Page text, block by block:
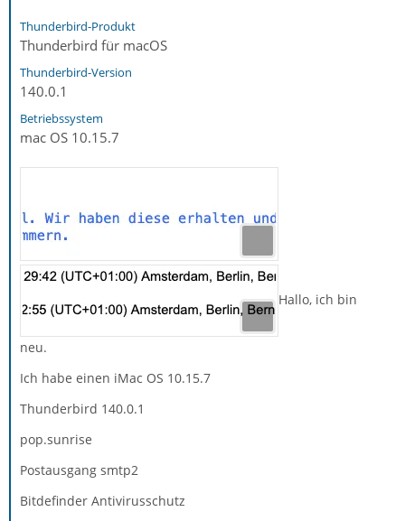
Thunderbird-Produkt
Thunderbird für macOS
Thunderbird-Version
140.0.1
Betriebssystem
mac OS 10.15.7
Hallo, ich bin
neu.
Ich habe einen iMac OS 10.15.7
Thunderbird 140.0.1
pop.sunrise
Postausgang smtp2
Bitdefinder Antivirusschutz